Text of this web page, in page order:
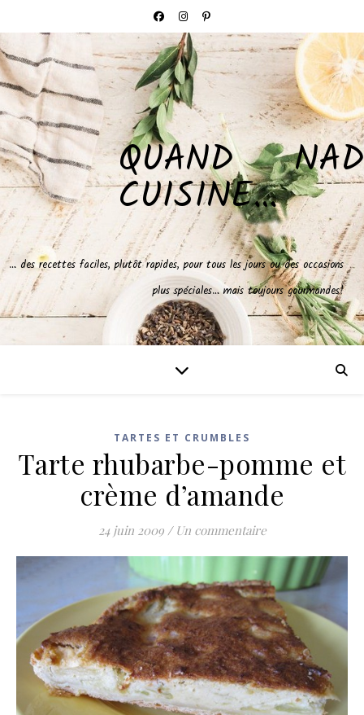
QUAND NAD
CUISINE…
… des recettes faciles, plutôt rapides, pour tous les jours ou des occasions
plus spéciales… mais toujours gourmandes!
TARTES ET CRUMBLES
Tarte rhubarbe-pomme et
crème d’amande
24 juin 2009 / Un commentaire